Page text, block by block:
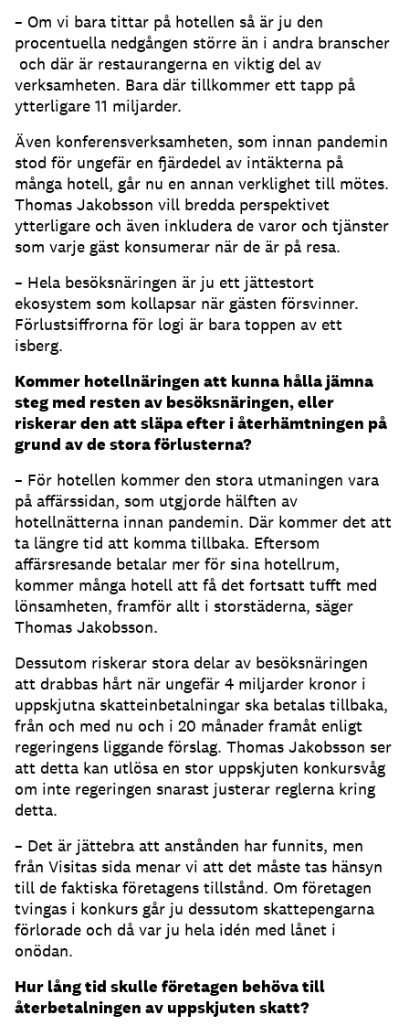
– Om vi bara tittar på hotellen så är ju den
procentuella nedgången större än i andra branscher
och där är restaurangerna en viktig del av
verksamheten. Bara där tillkommer ett tapp på
ytterligare 11 miljarder.
Även konferensverksamheten, som innan pandemin
stod för ungefär en fjärdedel av intäkterna på
många hotell, går nu en annan verklighet till mötes.
Thomas Jakobsson vill bredda perspektivet
ytterligare och även inkludera de varor och tjänster
som varje gäst konsumerar när de är på resa.
– Hela besöksnäringen är ju ett jättestort
ekosystem som kollapsar när gästen försvinner.
Förlustsiffrorna för logi är bara toppen av ett
isberg.
Kommer hotellnäringen att kunna hålla jämna
steg med resten av besöksnäringen, eller
riskerar den att släpa efter i återhämtningen på
grund av de stora förlusterna?
– För hotellen kommer den stora utmaningen vara
på affärssidan, som utgjorde hälften av
hotellnätterna innan pandemin. Där kommer det att
ta längre tid att komma tillbaka. Eftersom
affärsresande betalar mer för sina hotellrum,
kommer många hotell att få det fortsatt tufft med
lönsamheten, framför allt i storstäderna, säger
Thomas Jakobsson.
Dessutom riskerar stora delar av besöksnäringen
att drabbas hårt när ungefär 4 miljarder kronor i
uppskjutna skatteinbetalningar ska betalas tillbaka,
från och med nu och i 20 månader framåt enligt
regeringens liggande förslag. Thomas Jakobsson ser
att detta kan utlösa en stor uppskjuten konkursvåg
om inte regeringen snarast justerar reglerna kring
detta.
– Det är jättebra att anstånden har funnits, men
från Visitas sida menar vi att det måste tas hänsyn
till de faktiska företagens tillstånd. Om företagen
tvingas i konkurs går ju dessutom skattepengarna
förlorade och då var ju hela idén med lånet i
onödan.
Hur lång tid skulle företagen behöva till
återbetalningen av uppskjuten skatt?